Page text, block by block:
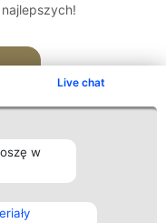
Live chat
w
Kontakt
Kontakt